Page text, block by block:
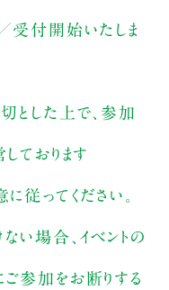
受付開始いたしま
とした上で、参加
ております
従ってください。
い場合、イベントの
参加をお断りする